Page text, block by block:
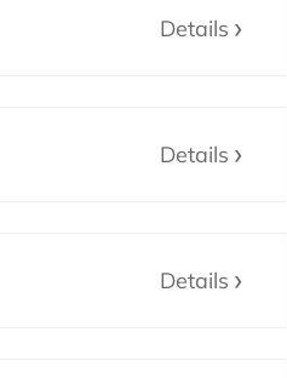
Details
Details
Details